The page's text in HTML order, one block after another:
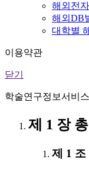
해외전
해외DB
대학별
이용약관
닫기
학술연구정보서비
제 1 장
제 1 조